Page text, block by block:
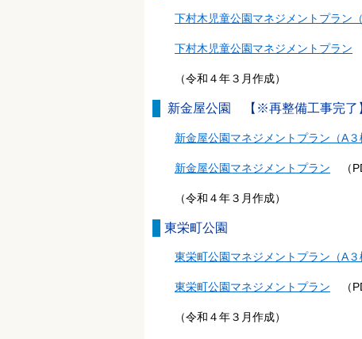
下村木児童公園マネジメントプラン（
下村木児童公園マネジメントプラン
（令和４年３月作成）
新金屋公園 【※再整備工事完
新金屋公園マネジメントプラン（A３
新金屋公園マネジメントプラン （
（令和４年３月作成）
東栄町公園
東栄町公園マネジメントプラン（A３
東栄町公園マネジメントプラン （
（令和４年３月作成）